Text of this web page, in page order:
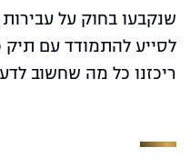
שנקבעו בחוק על עבירות
לסייע להתמודד עם תיק
ריכזנו כל מה שחשוב